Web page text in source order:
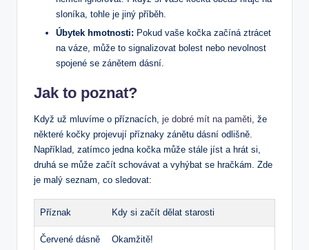
sloníka, tohle je jiný příběh.
Úbytek hmotnosti: Pokud vaše kočka začíná ztrácet
na váze, může to signalizovat bolest nebo nevolnost
spojené se zánětem dásní.
Jak to poznat?
Když už mluvíme o příznacích, je dobré mít na paměti, že
některé kočky projevují příznaky zánětu dásní odlišně.
Například, zatímco jedna kočka může stále jíst a hrát si,
druhá se může začít schovávat a vyhýbat se hračkám. Zde
je malý seznam, co sledovat:
Příznak Kdy si začít dělat starosti
Červené dásně Okamžitě!